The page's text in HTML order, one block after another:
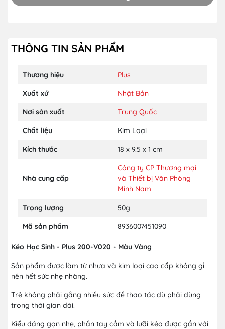
THÔNG TIN SẢN PHẨM
Thương hiệu Plus
Xuất xứ Nhật Bản
Nơi sản xuất Trung Quốc
Chất liệu Kim Loại
Kích thước 18 x 9.5 x 1 cm
Nhà cung cấp
Công ty CP Thương mại
và Thiết bị Văn Phòng
Minh Nam
Trọng lượng 50g
Mã sản phẩm 8936007451090
Kéo Học Sinh - Plus 200-V020 - Màu Vàng
Sản phẩm được làm từ nhựa và kim loại cao cấp không gỉ
nên hết sức nhẹ nhàng.
Trẻ không phải gắng nhiều sức để thao tác dù phải dùng
trong thời gian dài.
Kiểu dáng gọn nhẹ, phần tay cầm và lưỡi kéo được gắn với